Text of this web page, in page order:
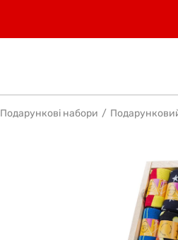
Подарункові набори